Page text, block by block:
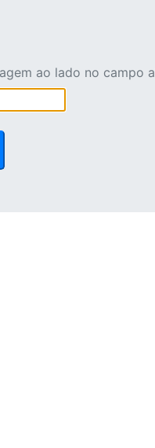
ao lado no campo